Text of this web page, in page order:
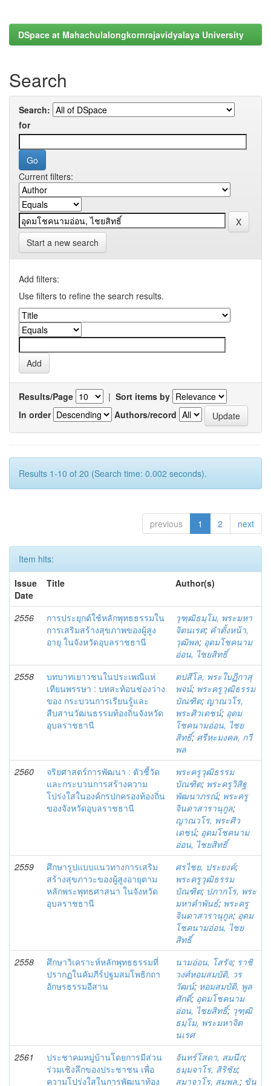
DSpace at Mahachulalongkornrajavidyalaya University
Search
Search:
for
Current filters:
Start a new search
Add filters:
Use filters to refine the search results.
Results/Page | Sort items by
In order
Authors/record
Results 1-10 of 20 (Search time: 0.002 seconds).
previous 1 2 next
Item hits:
Issue
Date
Title Author(s)
2556
การประยุกต์ใช้หลักพุทธธรรมใน
การเสริมสร้างสุขภาพของผู้สูง
อายุ ในจังหวัดอุบลราชธานี
วุฑฺฒิธมฺโม, พระมหา
จิตนเรศ; คำตั้งหน้า,
วุฒิพล; อุดมโชคนาม
อ่อน, ไชยสิทธิ์
2558
บทบาทเยาวชนในประเพณีแห่
เทียนพรรษา : บทสะท้อนช่องว่าง
ของ กระบวนการเรียนรู้และ
สืบสานวัฒนธรรมท้องถิ่นจังหวัด
อุบลราชธานี
ตปสีโล, พระใบฏีกาสุ
พจน์; พระครูวุฒิธรรม
บัณฑิต; ญาณวโร,
พระศิวเดชน์; อุดม
โชคนามอ่อน, ไชย
สิทธิ์; ศรีหะมงคล, กวี
พล
2560
จริยศาสตร์การพัฒนา : ตัวชี้วัด
และกระบวนการสร้างความ
โปร่งใสในองค์กรปกครองท้องถิ่น
ของจังหวัดอุบลราชธานี
พระครูวุฒิธรรม
บัณฑิต; พระครูวิสิฐ
พัฒนาภรณ์; พระครู
จินดาสารานุกูล;
ญาณวโร, พระศิว
เดชน์; อุดมโชคนาม
อ่อน, ไชยสิทธิ์
2559
ศึกษารูปแบบแนวทางการเสริม
สร้างสุขภาวะของผู้สูงอายุตาม
หลักพระพุทธศาสนา ในจังหวัด
อุบลราชธานี
ศรไชย, ประยงค์;
พระครูวุฒิธรรม
บัณฑิต; ปภากโร, พระ
มหาคำพันธ์; พระครู
จินดาสารานุกูล; อุดม
โชคนามอ่อน, ไชย
สิทธิ์
2558
ศึกษาวิเคราะห์หลักพุทธธรรมที่
ปรากฏในคัมภีร์ปฐมสมโพธิกถา
อักษรธรรมอีสาน
นามอ่อน, โสรัจ; ราชิ
วงศ์หอมสมบัติ, วร
วัฒน์; หอมสมบัติ, พูล
ศักดิ์; อุดมโชคนาม
อ่อน, ไชยสิทธิ์; วุฑฺฒิ
ธมฺโม, พระมหาจิต
นเรศ
2561
ประชาคมหมู่บ้านโดยการมีส่วน
ร่วมเชิงลึกของประชาชน เพื่อ
ความโปร่งใสในการพัฒนาท้อง
จันทร์โสดา, สมนึก;
ธมฺมจาโร, สิริชัย;
สมาจาโร, สมพล,; ขัน